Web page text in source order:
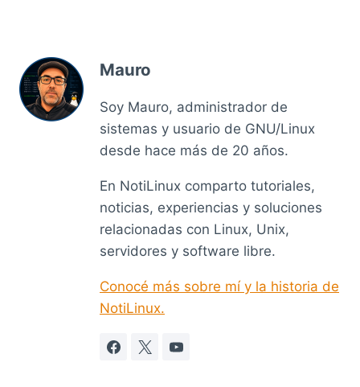
Mauro
Soy Mauro, administrador de
sistemas y usuario de GNU/Linux
desde hace más de 20 años.
En NotiLinux comparto tutoriales,
noticias, experiencias y soluciones
relacionadas con Linux, Unix,
servidores y software libre.
Conocé más sobre mí y la historia de
NotiLinux.